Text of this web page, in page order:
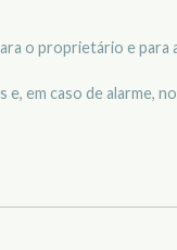
o proprietário e para
em caso de alarme,